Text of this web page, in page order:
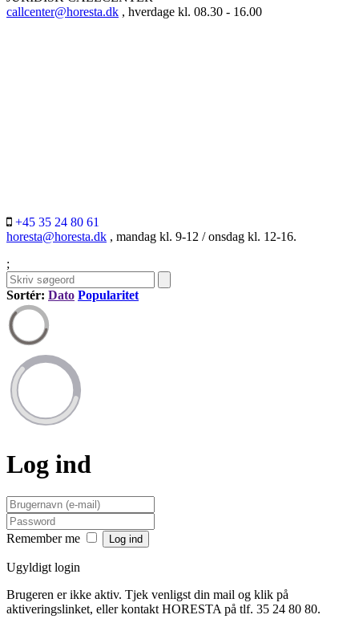
callcenter@horesta.dk , hverdage kl. 08.30 - 16.00
+45 35 24 80 61
horesta@horesta.dk , mandag kl. 9-12 / onsdag kl. 12-16.
;
Sortér: Dato Popularitet
Log ind
Remember me
Ugyldigt login
Brugeren er ikke aktiv. Tjek venligst din mail og klik på
aktiveringslinket, eller kontakt HORESTA på tlf. 35 24 80 80.